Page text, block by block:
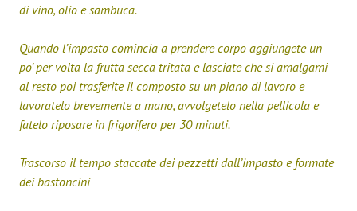
di vino, olio e sambuca.
Quando l’impasto comincia a prendere corpo aggiungete un
po’ per volta la frutta secca tritata e lasciate che si amalgami
al resto poi trasferite il composto su un piano di lavoro e
lavoratelo brevemente a mano, avvolgetelo nella pellicola e
fatelo riposare in frigorifero per 30 minuti.
Trascorso il tempo staccate dei pezzetti dall’impasto e formate
dei bastoncini